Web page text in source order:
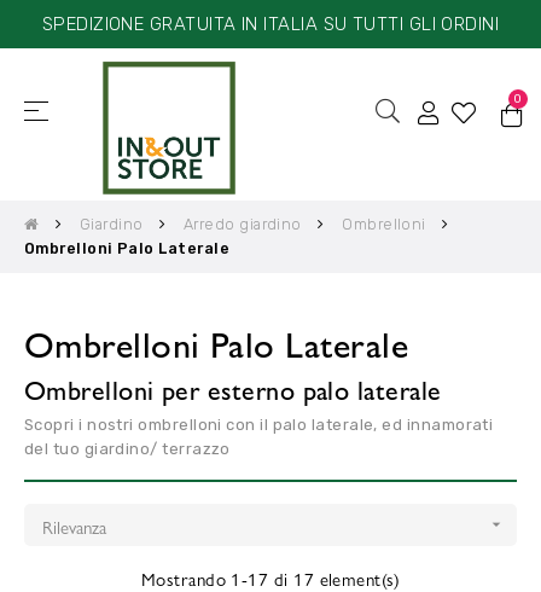
SPEDIZIONE GRATUITA IN ITALIA SU TUTTI GLI ORDINI
navigazione
☰ 0
Giardino Arredo giardino
Ombrelloni
Ombrelloni Palo Laterale
Ombrelloni Palo Laterale
Ombrelloni per esterno palo laterale
Scopri i nostri ombrelloni con il palo laterale, ed innamorati
del tuo giardino/ terrazzo
Rilevanza 
Mostrando 1-17 di 17 element(s)